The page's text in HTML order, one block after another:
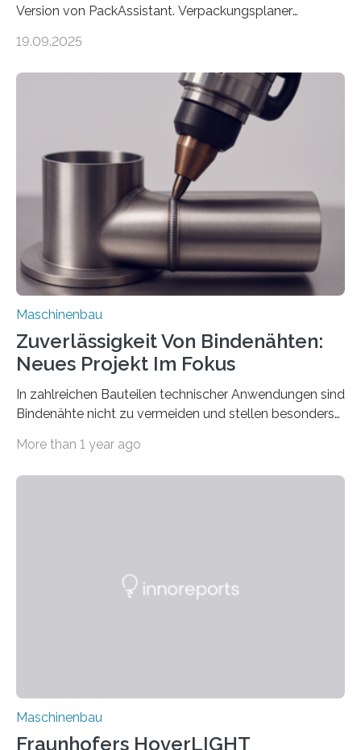
Version von PackAssistant. Verpackungsplaner
Automobil, Maschinenbau und in der Zulieferindustrie.
Teile als eine Einheit verpacken. Die Anordnung kann
der Benutzer vorgeben und erhält so mehr Kontrolle
über die Positionierung der Bauteile. Die ebenfalls neue
Automatisierungsschnittstelle dient dazu, die Software
besser in spezifische Unternehmensprozesse
einzubinden. Sankt Augustin – Zur Messe FACHPACK
vom 23. bis 25. September in Nürnberg…
19.09.2025
Maschinenbau
Zuverlässigkeit Von Bindenähten:
Neues Projekt Im Fokus
In zahlreichen Bauteilen technischer Anwendungen sind
Bindenähte nicht zu vermeiden und stellen besonders
Matrixmaterials eine große Herausforderung dar.
Durch den verstärkten Einsatz von Rezyklaten
More than 1 year ago
Maschinenbau
Fraunhofers HoverLIGHT